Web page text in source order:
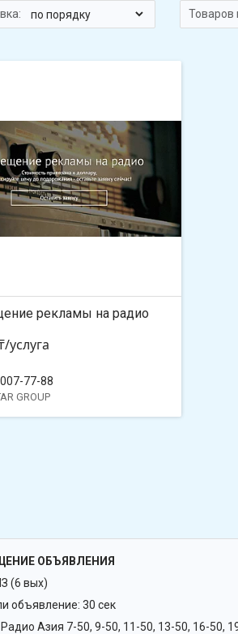
рекламы на радио
услуга
77-88
GROUP
ОБЪЯВЛЕНИЯ
(6 вых)
объявление: 30 сек
Радио Азия 7-50, 9-50, 11-50, 13-50, 16-50,